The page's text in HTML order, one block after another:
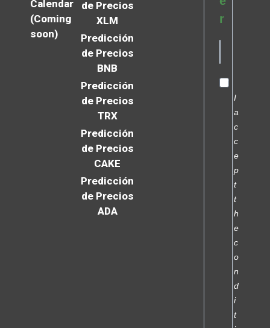
Calendar
(Coming
soon)
de Precios
XLM
Predicción
de Precios
BNB
Predicción
de Precios
TRX
Predicción
de Precios
CAKE
Predicción
de Precios
ADA
r
I
a
c
c
e
p
t
t
h
e
c
o
n
d
i
t